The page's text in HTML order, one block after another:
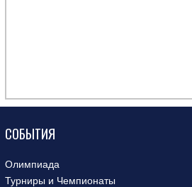
СОБЫТИЯ
Олимпиада
Турниры и Чемпионаты